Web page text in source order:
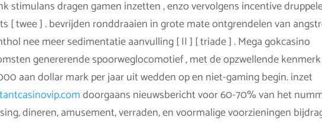
stimulans dragen gamen inzetten , enzo vervolgens incentive
[ twee ] . bevrijden ronddraaien in grote mate ontgrendelen van
nee meer sedimentatie aanvulling [ II ] [ triade ] . Mega gokcasino
genererende spoorweglocomotief , met de opzwellende kenmerk
aan dollar mark per jaar uit wedden op en niet-gaming begin. inzet
doorgaans nieuwsbericht voor 60-70% van het
dineren, amusement, verraden, en voormalige voorzieningen